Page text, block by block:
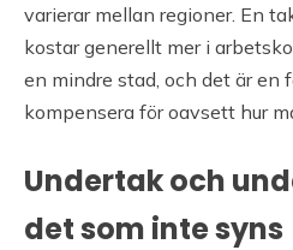
varierar mellan regioner. En
kostar generellt mer i
en mindre stad, och det är en
kompensera för oavsett hur
Undertak och
det som inte syns